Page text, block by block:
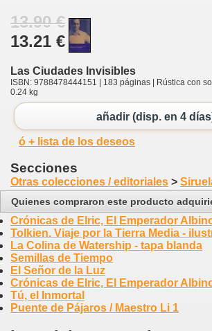
13.90 €
13.21 €
Las Ciudades Invisibles
ISBN: 9788478444151 | 183 páginas | Rústica con
0.24 kg
añadir (disp. en 4
ó + lista de los deseos
Secciones
Otras colecciones / editoriales >
Quienes compraron este producto
Crónicas de Elric, El Emperador
Tolkien. Viaje por la Tierra Media -
La Colina de Watership - tapa blanda
Semillas de Tiempo
El Señor de la Luz
Crónicas de Elric, El Emperador
Tú, el Inmortal
Puente de Pájaros / Maestro Li 1